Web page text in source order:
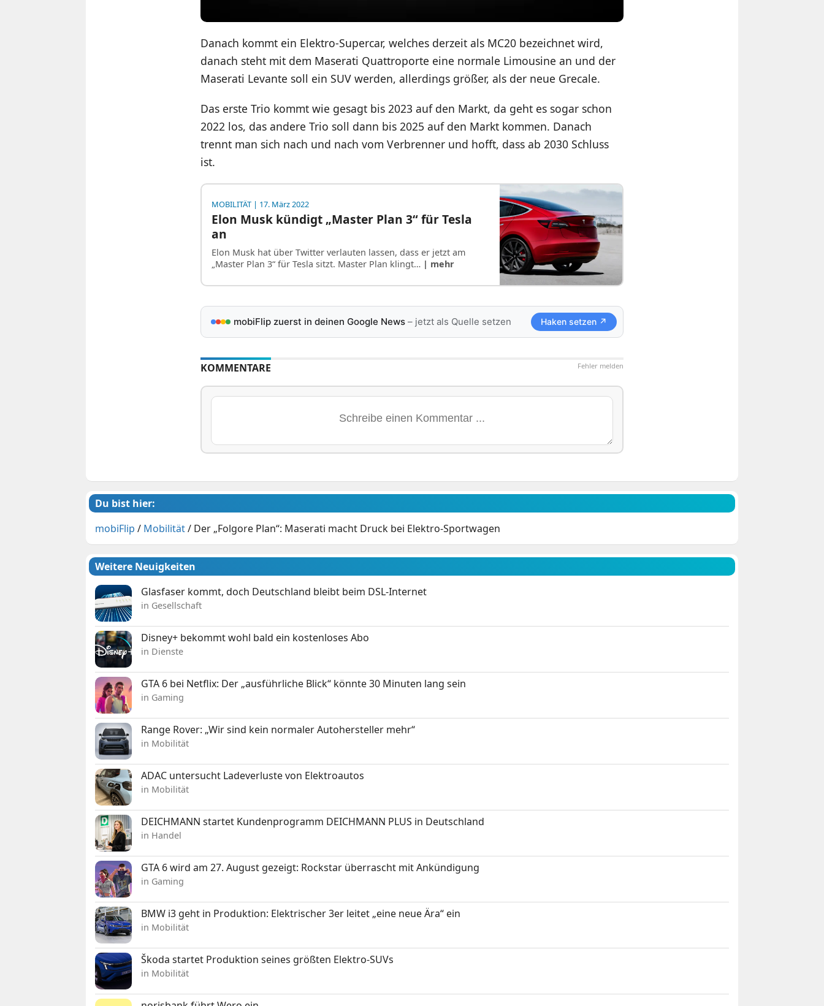
Danach kommt ein Elektro-Supercar, welches derzeit als MC20 bezeichnet wird,
danach steht mit dem Maserati Quattroporte eine normale Limousine an und der
Maserati Levante soll ein SUV werden, allerdings größer, als der neue Grecale.
Das erste Trio kommt wie gesagt bis 2023 auf den Markt, da geht es sogar schon
2022 los, das andere Trio soll dann bis 2025 auf den Markt kommen. Danach
trennt man sich nach und nach vom Verbrenner und hofft, dass ab 2030 Schluss
ist.
MOBILITÄT| 17. März 2022
Elon Musk kündigt „Master Plan 3“ für Tesla
an
Elon Musk hat über Twitter verlauten lassen, dass er jetzt am
„Master Plan 3“ für Tesla sitzt. Master Plan klingt… | mehr
mobiFlip zuerst in deinen Google News– jetzt als Quelle setzen Haken setzen ↗
Fehler melden
KOMMENTARE
Du bist hier:
mobiFlip / Mobilität/ Der „Folgore Plan“: Maserati macht Druck bei Elektro-Sportwagen
Weitere Neuigkeiten
Glasfaser kommt, doch Deutschland bleibt beim DSL-Internet
in Gesellschaft
Disney+ bekommt wohl bald ein kostenloses Abo
in Dienste
GTA 6 bei Netflix: Der „ausführliche Blick“ könnte 30 Minuten lang sein
in Gaming
Range Rover: „Wir sind kein normaler Autohersteller mehr“
in Mobilität
ADAC untersucht Ladeverluste von Elektroautos
in Mobilität
DEICHMANN startet Kundenprogramm DEICHMANN PLUS in Deutschland
in Handel
GTA 6 wird am 27. August gezeigt: Rockstar überrascht mit Ankündigung
in Gaming
BMW i3 geht in Produktion: Elektrischer 3er leitet „eine neue Ära“ ein
in Mobilität
Škoda startet Produktion seines größten Elektro-SUVs
in Mobilität